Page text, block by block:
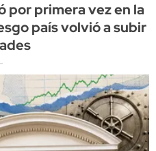
por primera vez en la
país volvió a subir